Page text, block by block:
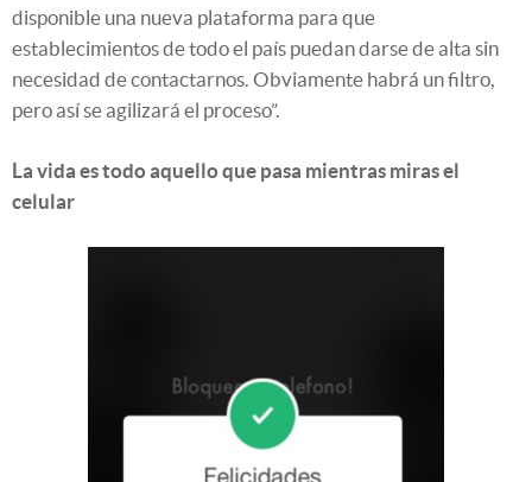
disponible una nueva plataforma para que
establecimientos de todo el país puedan darse de alta sin
necesidad de contactarnos. Obviamente habrá un filtro,
pero así se agilizará el proceso”.
La vida es todo aquello que pasa mientras miras el
celular